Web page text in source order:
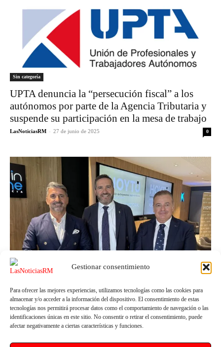
Gestionar consentimiento
Para ofrecer las mejores experiencias, utilizamos tecnologías como las cookies para
almacenar y/o acceder a la información del dispositivo. El consentimiento de estas
tecnologías nos permitirá procesar datos como el comportamiento de navegación o las
identificaciones únicas en este sitio. No consentir o retirar el consentimiento, puede
afectar negativamente a ciertas características y funciones.
Sin categoría
UPTA denuncia la “persecución fiscal” a los
autónomos por parte de la Agencia Tributaria y
suspende su participación en la mesa de trabajo
LasNoticiasRM - 27 de junio de 2025 0
Sin categoría
Bartolomé Vera, nuevo presidente de la patronal
hostelera HoyTú con una apuesta clara por la
digitalización y el talento